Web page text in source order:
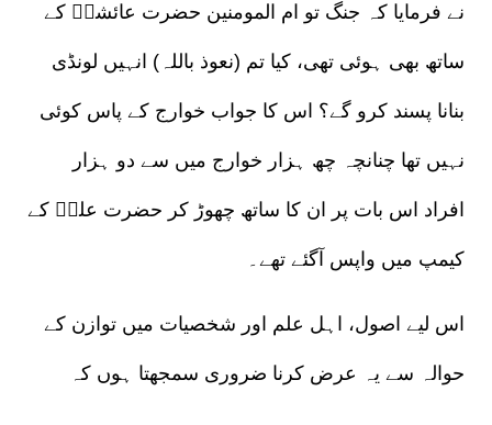
نے فرمایا کہ جنگ تو ام المومنین حضرت عائشہؓ کے
ساتھ بھی ہوئی تھی، کیا تم (نعوذ باللہ) انہیں لونڈی
بنانا پسند کرو گے؟ اس کا جواب خوارج کے پاس کوئی
نہیں تھا چنانچہ چھ ہزار خوارج میں سے دو ہزار
افراد اس بات پر ان کا ساتھ چھوڑ کر حضرت علیؓ کے
کیمپ میں واپس آگئے تھے۔
اس لیے اصول، اہل علم اور شخصیات میں توازن کے
حوالہ سے یہ عرض کرنا ضروری سمجھتا ہوں کہ